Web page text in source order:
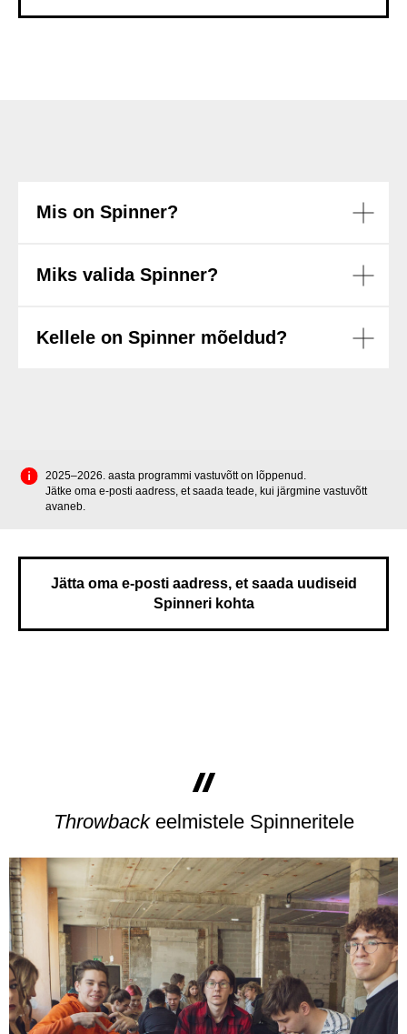
Mis on Spinner?
Miks valida Spinner?
Kellele on Spinner mõeldud?
2025–2026. aasta programmi vastuvõtt on lõppenud.
Jätke oma e-posti aadress, et saada teade, kui järgmine vastuvõtt
avaneb.
Jätta oma e-posti aadress, et saada uudiseid
Spinneri kohta
Throwbackeelmistele Spinneritele